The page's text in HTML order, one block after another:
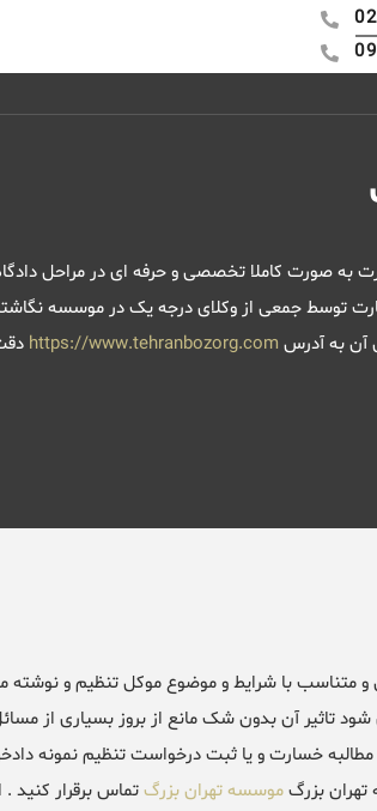
به صورت کاملا تخصصی و حرفه ای در مراحل
توسط جمعی از وکلای درجه یک در موسسه
آن به آدرس https://www.tehranbozorg.com
متناسب با شرایط و موضوع موکل تنظیم و نوشته
تاثیر آن بدون شک مانع از بروز بسیاری از
خسارت و یا ثبت درخواست تنظیم نمونه
بزرگموسسه تهران بزرگتماس برقرار کنید .